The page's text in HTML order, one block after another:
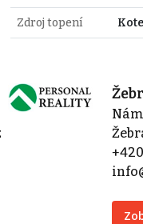
Zdroj topení